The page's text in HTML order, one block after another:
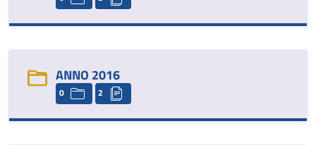
ANNO 2016
0 2